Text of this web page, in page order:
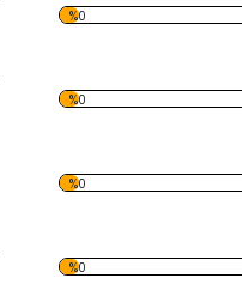
%0
%0
%0
%0